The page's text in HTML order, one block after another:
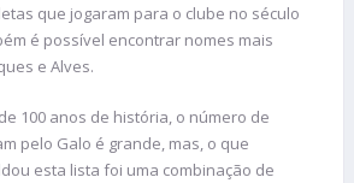
que jogaram para o clube no século
é possível encontrar nomes mais
e Alves.
100 anos de história, o número de
pelo Galo é grande, mas, o que
esta lista foi uma combinação de